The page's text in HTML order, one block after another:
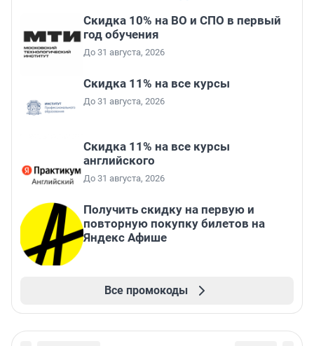
Скидка 10% на ВО и СПО в первый
год обучения
До 31 августа, 2026
Скидка 11% на все курсы
До 31 августа, 2026
Скидка 11% на все курсы
английского
До 31 августа, 2026
Получить скидку на первую и
повторную покупку билетов на
Яндекс Афише
Все промокоды